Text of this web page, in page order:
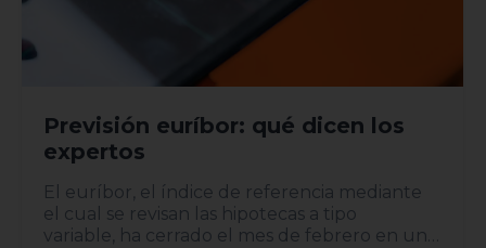
Previsión euríbor: qué dicen los
expertos
El euríbor, el índice de referencia mediante
el cual se revisan las hipotecas a tipo
variable, ha cerrado el mes de febrero en un